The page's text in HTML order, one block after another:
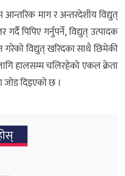
आन्तरिक माग र अन्तरदेशीय विद्युत्
पिपिए गर्नुपर्ने, विद्युत् उत्पादक
विद्युत् खरिदका साथै छिमेकी
हालसम्म चलिरहेको एकल क्रेता
जोड दिइएको छ ।